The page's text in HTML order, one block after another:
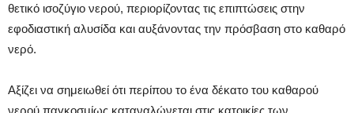
θετικό ισοζύγιο νερού, περιορίζοντας τις επιπτώσεις στην
εφοδιαστική αλυσίδα και αυξάνοντας την πρόσβαση στο καθαρό
νερό.
Αξίζει να σημειωθεί ότι περίπου το ένα δέκατο του καθαρού
νερού παγκοσμίως καταναλώνεται στις κατοικίες των